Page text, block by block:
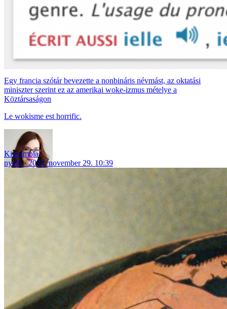
Egy francia szótár bevezette a nonbináris névmást, az oktatási
miniszter szerint ez az amerikai woke-izmus mételye a
Köztársaságon
Le wokisme est horrific.
Kiss Imola
nyelv
2021. november 29. 10:39